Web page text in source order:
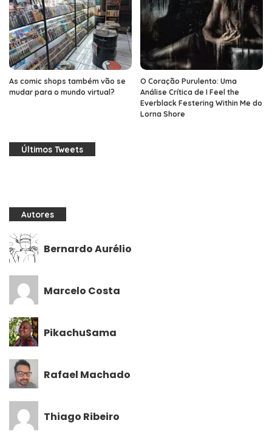
As comic shops também vão se
mudar para o mundo virtual?
O Coração Purulento: Uma
Análise Crítica de I Feel the
Everblack Festering Within Me do
Lorna Shore
Últimos Tweets
Autores
Bernardo Aurélio
Marcelo Costa
PikachuSama
Rafael Machado
Thiago Ribeiro